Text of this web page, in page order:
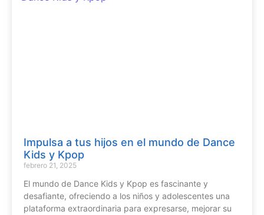
Impulsa a tus hijos en el mundo de Dance
Kids y Kpop
febrero 21, 2025
El mundo de Dance Kids y Kpop es fascinante y
desafiante, ofreciendo a los niños y adolescentes una
plataforma extraordinaria para expresarse, mejorar su